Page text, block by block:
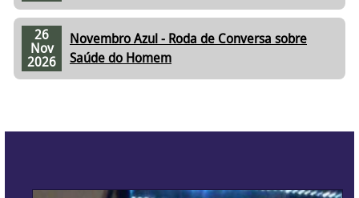
26
Nov
2026
Novembro Azul - Roda de Conversa sobre
Saúde do Homem